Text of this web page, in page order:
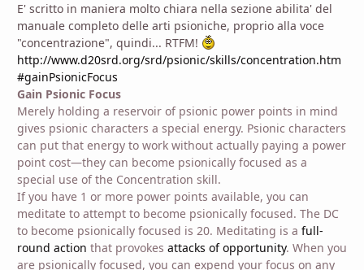
E' scritto in maniera molto chiara nella sezione abilita' del
manuale completo delle arti psioniche, proprio alla voce
"concentrazione", quindi... RTFM!
http://www.d20srd.org/srd/psionic/skills/concentration.htm
#gainPsionicFocus
Gain Psionic Focus
Merely holding a reservoir of psionic power points in mind
gives psionic characters a special energy. Psionic characters
can put that energy to work without actually paying a power
point cost—they can become psionically focused as a
special use of the Concentration skill.
If you have 1 or more power points available, you can
meditate to attempt to become psionically focused. The DC
to become psionically focused is 20. Meditating is a full-
round action that provokes attacks of opportunity. When you
are psionically focused, you can expend your focus on any